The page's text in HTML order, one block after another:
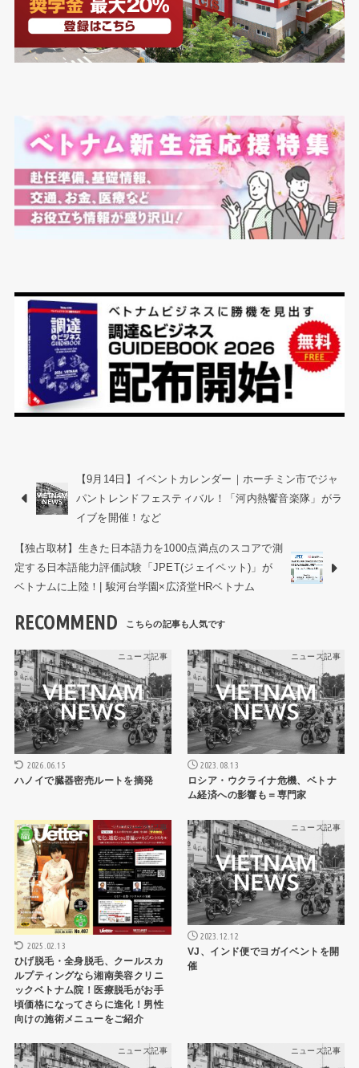
【9月14日】イベントカレンダー｜ホーチミン市でジャ
パントレンドフェスティバル！「河内熱饗音楽隊」がラ
イブを開催！など
【独占取材】生きた日本語力を1000点満点のスコアで測
定する日本語能力評価試験「JPET(ジェイペット)」が
ベトナムに上陸！| 駿河台学園×広済堂HRベトナム
RECOMMEND
ニュース記事
2026.06.15
ハノイで臓器密売ルートを摘発
ニュース記事
2023.08.13
ロシア・ウクライナ危機、ベトナ
ム経済への影響も＝専門家
ニュース記事
2025.02.13
ひげ脱毛・全身脱毛、クールスカ
ルプティングなら湘南美容クリニ
ックベトナム院！医療脱毛がお手
頃価格になってさらに進化！男性
向けの施術メニューをご紹介
ニュース記事
2023.12.12
VJ、インド便でヨガイベントを開
催
ニュース記事 ニュース記事